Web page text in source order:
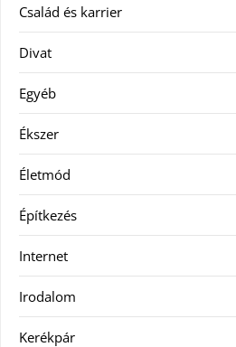
Család és karrier
Divat
Egyéb
Ékszer
Életmód
Építkezés
Internet
Irodalom
Kerékpár